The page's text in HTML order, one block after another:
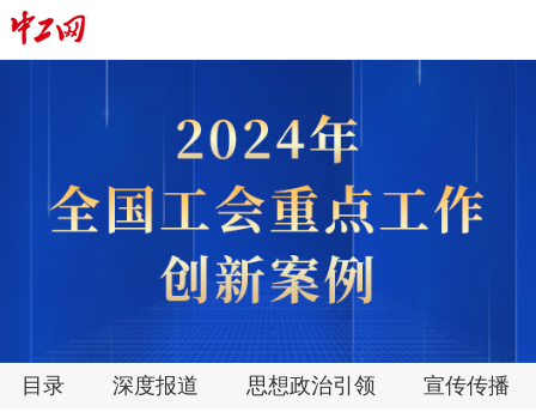
目录 深度报道 思想政治引领 宣传传播